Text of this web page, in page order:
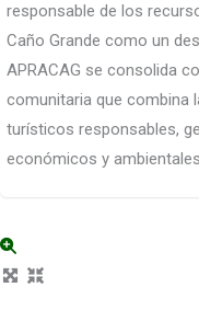
responsable de los
Caño Grande como un
APRACAG se consolida
comunitaria que combina
turísticos responsables,
económicos y